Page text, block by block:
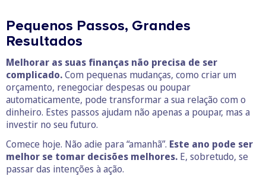
Pequenos Passos, Grandes
Resultados
Melhorar as suas finanças não precisa de ser
complicado.Com pequenas mudanças, como criar um
orçamento, renegociar despesas ou poupar
automaticamente, pode transformar a sua relação com o
dinheiro. Estes passos ajudam não apenas a poupar, mas a
investir no seu futuro.
Comece hoje. Não adie para “amanhã”. Este ano pode ser
melhor se tomar decisões melhores. E, sobretudo, se
passar das intenções à ação.